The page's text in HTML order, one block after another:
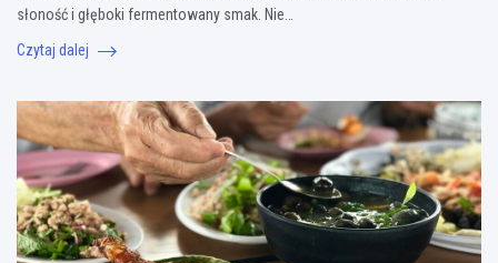
słoność i głęboki fermentowany smak. Nie…
Czytaj dalej